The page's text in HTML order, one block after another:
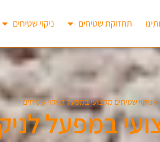
תחזוקת שטיחים ניקוי שטיחים
»ניקוי שטיחים מקצועי במפעל לניקוי שטיחים
במפעל